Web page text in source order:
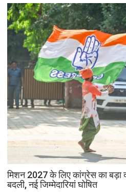
मिशन 2027 के लिए कांग्रेस का बड़ा
बदली, नई जिम्मेदारियां घोषित